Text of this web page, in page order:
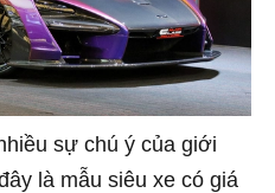
sự chú ý của giới
là mẫu siêu xe có giá